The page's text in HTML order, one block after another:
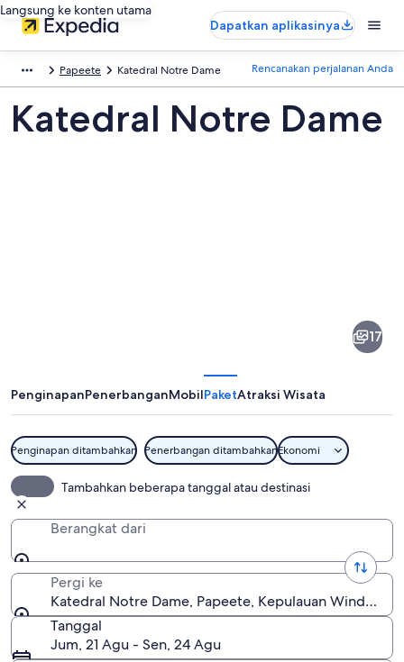
Langsung ke konten utama
Dapatkan aplikasinya
Papeete Katedral Notre Dame Rencanakan perjalanan Anda
Katedral Notre Dame
17
PenginapanPenerbanganMobilPaketAtraksi Wisata
Penginapan ditambahkan Penerbangan ditambahkanEkonomi
Tambahkan beberapa tanggal atau destinasi
Berangkat dari
Pergi ke
Katedral Notre Dame, Papeete, Kepulauan
Tanggal
Jum, 21 Agu - Sen, 24 Agu